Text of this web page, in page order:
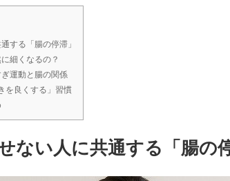
する「腸の停滞」
細くなるの？
運動と腸の関係
を良くする」習慣
ない人に共通する「腸の